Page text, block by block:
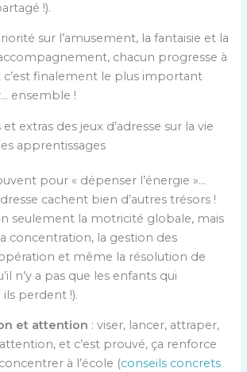
!).
sur l’amusement, la fantaisie et la
chacun progresse à
c’est finalement le plus important
ensemble !
extras des jeux d’adresse sur la vie
apprentissages
pour « dépenser l’énergie »…
cachent bien d’autres trésors !
seulement la motricité globale, mais
concentration, la gestion des
et même la résolution de
n’y a pas que les enfants qui
perdent !).
et attention : viser, lancer, attraper,
et c’est prouvé, ça renforce
à l’école (conseils concrets